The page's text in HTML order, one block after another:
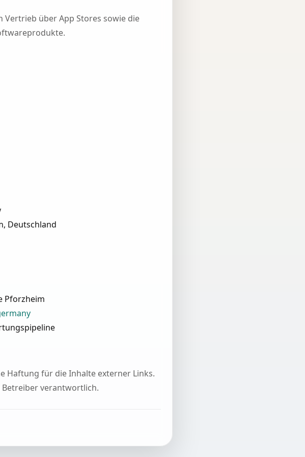
über App Stores sowie die
Deutschland
Pforzheim
Haftung für die Inhalte externer Links.
verantwortlich.